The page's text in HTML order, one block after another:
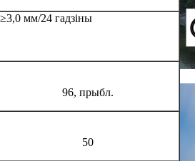
≥3,0 мм/24 гадзіны
96, прыбл.
50